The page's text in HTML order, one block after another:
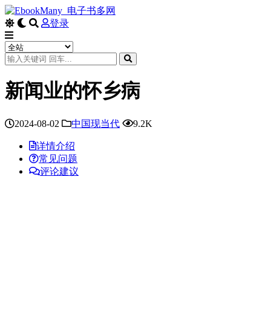
登录
新闻业的怀乡病
2024-08-02 中国现当代 9.2K
详情介绍
常见问题
评论建议